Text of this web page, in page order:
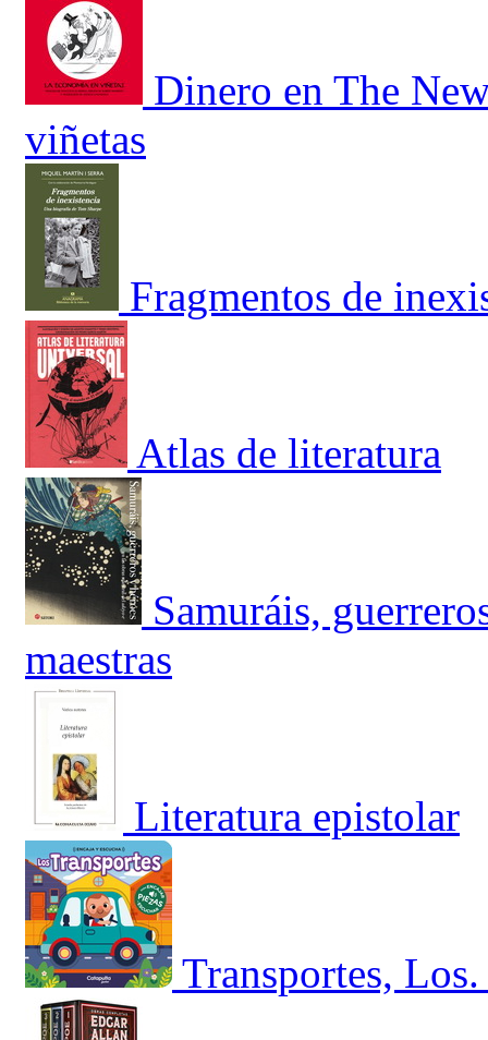
Dinero en The
viñetas
Fragmentos de
Atlas de literatura
Samuráis,
maestras
Literatura epistolar
Transportes,